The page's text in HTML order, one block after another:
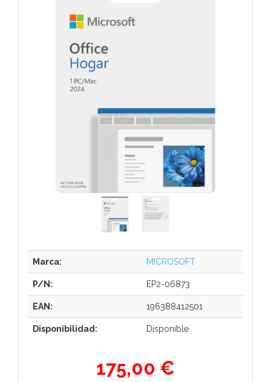
Marca: MICROSOFT
P/N: EP2-06873
EAN: 196388412501
Disponibilidad: Disponible
175,00 €